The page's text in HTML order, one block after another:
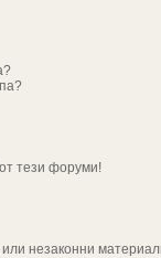
тези форуми!
незаконни